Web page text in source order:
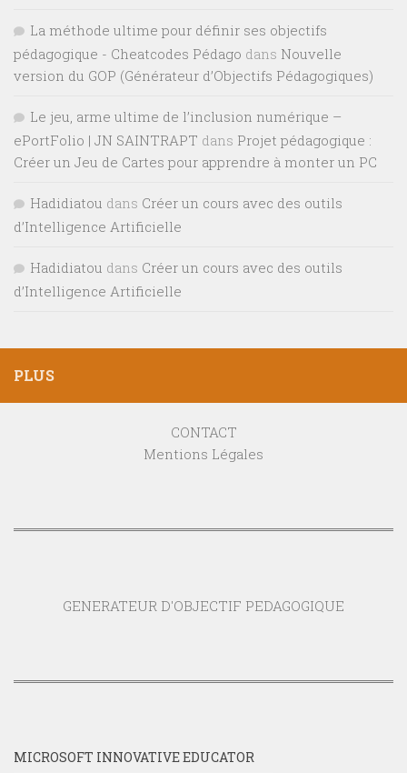
La méthode ultime pour définir ses objectifs
pédagogique - Cheatcodes Pédago dans Nouvelle
version du GOP (Générateur d’Objectifs Pédagogiques)
Le jeu, arme ultime de l’inclusion numérique –
ePortFolio | JN SAINTRAPT dans Projet pédagogique :
Créer un Jeu de Cartes pour apprendre à monter un PC
Hadidiatou dans Créer un cours avec des outils
d’Intelligence Artificielle
Hadidiatou dans Créer un cours avec des outils
d’Intelligence Artificielle
PLUS
CONTACT
Mentions Légales
GENERATEUR D'OBJECTIF PEDAGOGIQUE
MICROSOFT INNOVATIVE EDUCATOR